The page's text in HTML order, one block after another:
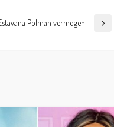
Polman vermogen